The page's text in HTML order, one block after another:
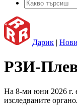
Дарик |
РЗИ-
На 8-ми юни 2026 г.
изследваните